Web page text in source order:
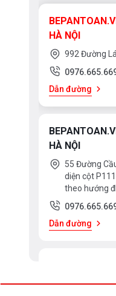
SUS304 + Kính
Chrome, men
Đồng mạ Vibran
Đá Granite
Đồng mạ crome
SUS304
HÀ NỘI
992 Đường
Dẫn đường
HÀ NỘI
55 Đường
diện cột
theo hướng
Dẫn đường